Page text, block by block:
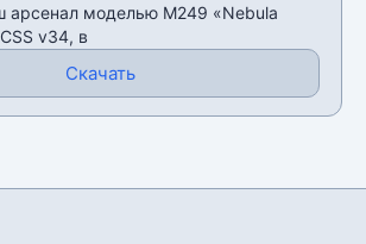
арсенал моделью M249 «Nebula
v34, в
Скачать